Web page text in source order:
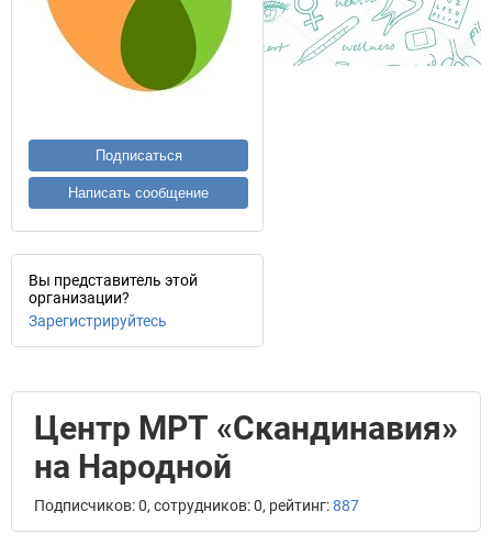
Подписаться
Написать сообщение
Вы представитель этой
организации?
Зарегистрируйтесь
Центр МРТ «Скандинавия»
на Народной
Подписчиков: 0, сотрудников: 0, рейтинг:887